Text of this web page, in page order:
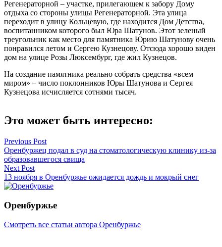
Регенераторной – участке, прилегающем к забору Дому
отдыха со стороны улицы Регенераторной. Эта улица
переходит в улицу Кольцевую, где находится Дом Детства,
воспитанником которого был Юра Шатунов. Этот зеленый
треугольник как место для памятника Юрию Шатунову очень
понравился летом и Сергею Кузнецову. Отсюда хорошо виден
дом на улице Розы Люксембург, где жил Кузнецов.
На создание памятника реально собрать средства «всем
миром» – число поклонников Юры Шатунова и Сергея
Кузнецова исчисляется сотнями тысяч.
Это может быть интересно:
Навигация
по
записям
Previous Post
Оренбуржец подал в суд на стоматологическую клинику из-за
образовавшегося свища
Next Post
13 ноября в Оренбуржье ожидается дождь и мокрый снег
Оренбуржье
Смотреть все статьи автора Оренбуржье